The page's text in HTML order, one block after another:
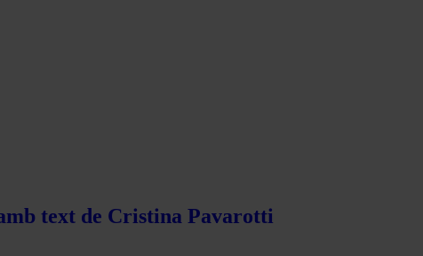
text de Cristina Pavarotti